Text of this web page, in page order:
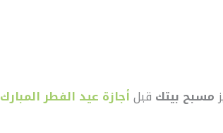
مسبح بيتك قبلأجازة عيد الفطر المبارك